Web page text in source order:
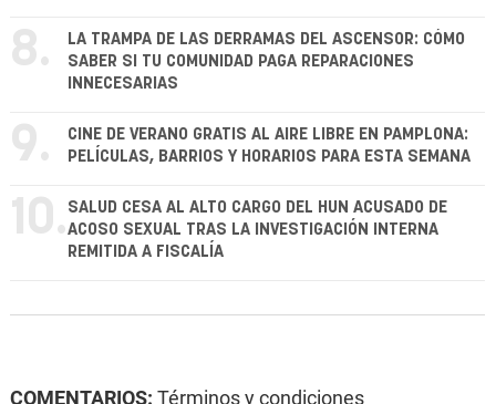
8.
LA TRAMPA DE LAS DERRAMAS DEL ASCENSOR: CÓMO
SABER SI TU COMUNIDAD PAGA REPARACIONES
INNECESARIAS
9.
CINE DE VERANO GRATIS AL AIRE LIBRE EN PAMPLONA:
PELÍCULAS, BARRIOS Y HORARIOS PARA ESTA SEMANA
10. SALUD CESA AL ALTO CARGO DEL HUN ACUSADO DE
ACOSO SEXUAL TRAS LA INVESTIGACIÓN INTERNA
REMITIDA A FISCALÍA
COMENTARIOS: Términos y condiciones